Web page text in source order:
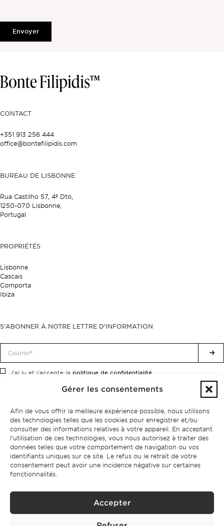
Gérer les consentements
Afin de vous offrir la meilleure expérience possible, nous utilisons
des technologies telles que les cookies pour enregistrer et/ou
consulter des informations relatives à votre appareil. En acceptant
l'utilisation de ces technologies, vous nous autorisez à traiter des
données telles que votre comportement de navigation ou vos
identifiants uniques sur ce site. Le refus ou le retrait de votre
consentement peut avoir une incidence négative sur certaines
fonctionnalités.
Accepter
Envoyer
CONTACT
+351 913 256 444
office@bontefilipidis.com
BUREAU DE LISBONNE
Rua Castilho 57, 4º Dto,
1250-070 Lisbonne,
Portugal
PROPRIÉTÉS
Lisbonne
Cascais
Comporta
Ibiza
S'ABONNER À NOTRE LETTRE D'INFORMATION
J'ai lu et j'accepte la politique de confidentialité.
Politique de confidentialité